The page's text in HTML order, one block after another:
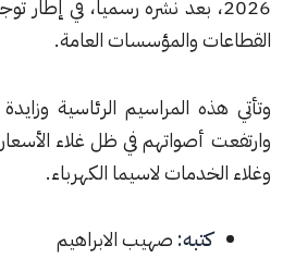
بعد نشره رسمياً، في إطار توجه
والمؤسسات العامة.
المراسيم الرئاسية وزايدة الرواتب،
أصواتهم في ظل غلاء الأسعار بشكل
لاسيما الكهرباء.
صهيب الابراهيم